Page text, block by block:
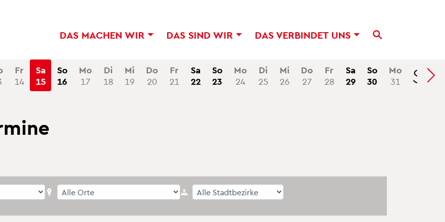
DAS MA­CHEN WIR DAS SIND WIR DAS VER­BIN­DET UNS
Fr
14
Sa
15
So
16
Mo
17
Di
18
Mi
19
Do
20
Fr
21
Sa
22
So
23
Mo
24
Di
25
Mi
26
Do
27
Fr
28
Sa
29
So
30
Mo
31